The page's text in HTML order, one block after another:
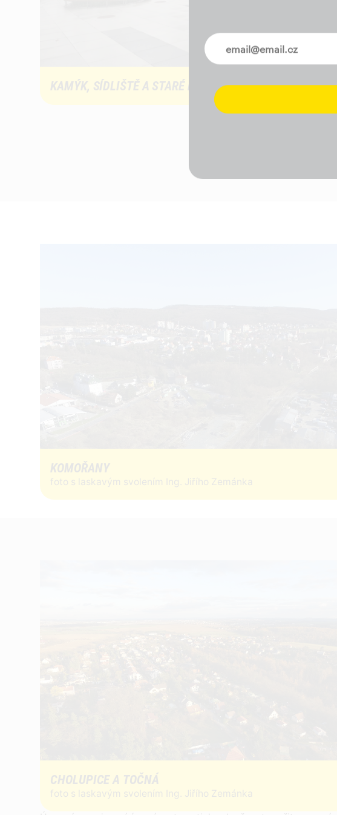
KAMÝK, SÍDLIŠTĚ A STARÉ MODŘANY
KOMOŘANY
foto s laskavým svolením Ing. Jiřího Zemánka
CHOLUPICE A TOČNÁ
foto s laskavým svolením Ing. Jiřího Zemánka